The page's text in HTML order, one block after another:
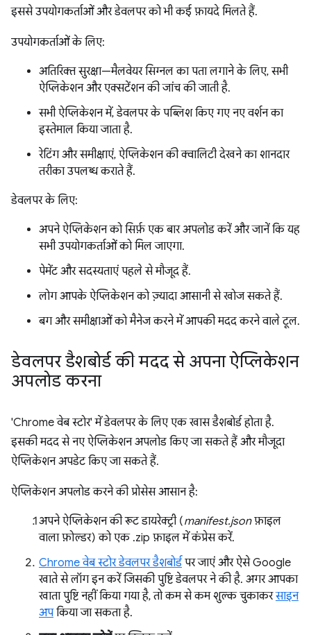
इससे उपयोगकर्ताओं और डेवलपर को भी कई फ़ायदे मिलते हैं.
उपयोगकर्ताओं के लिए:
अतिरिक्त सुरक्षा—मैलवेयर सिग्नल का पता लगाने के लिए, सभी
ऐप्लिकेशन और एक्सटेंशन की जांच की जाती है.
सभी ऐप्लिकेशन में, डेवलपर के पब्लिश किए गए नए वर्शन का
इस्तेमाल किया जाता है.
रेटिंग और समीक्षाएं, ऐप्लिकेशन की क्वालिटी देखने का शानदार
तरीका उपलब्ध कराते हैं.
डेवलपर के लिए:
अपने ऐप्लिकेशन को सिर्फ़ एक बार अपलोड करें और जानें कि यह
सभी उपयोगकर्ताओं को मिल जाएगा.
पेमेंट और सदस्यताएं पहले से मौजूद हैं.
लोग आपके ऐप्लिकेशन को ज़्यादा आसानी से खोज सकते हैं.
बग और समीक्षाओं को मैनेज करने में आपकी मदद करने वाले टूल.
डेवलपर डैशबोर्ड की मदद से अपना ऐप्लिकेशन
अपलोड करना
'Chrome वेब स्टोर' में डेवलपर के लिए एक खास डैशबोर्ड होता है.
इसकी मदद से नए ऐप्लिकेशन अपलोड किए जा सकते हैं और मौजूदा
ऐप्लिकेशन अपडेट किए जा सकते हैं.
ऐप्लिकेशन अपलोड करने की प्रोसेस आसान है:
अपने ऐप्लिकेशन की रूट डायरेक्ट्री (manifest.jsonफ़ाइल
वाला फ़ोल्डर) को एक .zip फ़ाइल में कंप्रेस करें.
Chrome वेब स्टोर डेवलपर डैशबोर्ड पर जाएं और ऐसे Google
खाते से लॉग इन करें जिसकी पुष्टि डेवलपर ने की है. अगर आपका
खाता पुष्टि नहीं किया गया है, तो कम से कम शुल्क चुकाकरसाइन
अपकिया जा सकता है.